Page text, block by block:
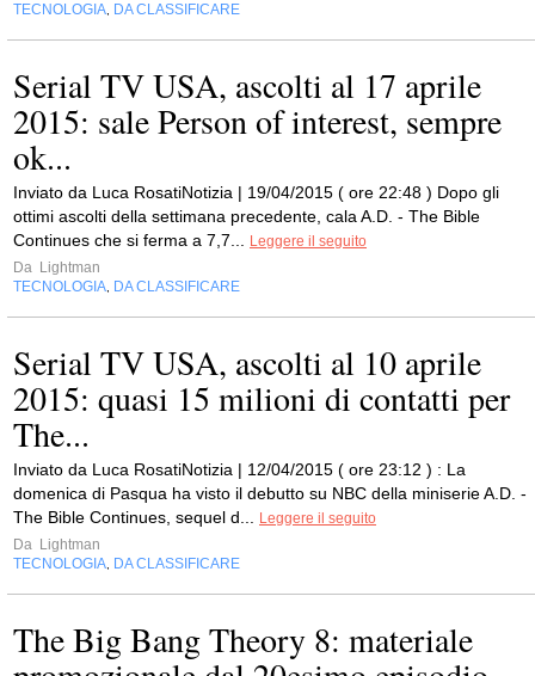
TECNOLOGIA DA CLASSIFICARE
Serial TV USA, ascolti al 17 aprile
2015: sale Person of interest, sempre
ok...
Inviato da Luca RosatiNotizia | 19/04/2015 ( ore 22:48 ) Dopo gli
ottimi ascolti della settimana precedente, cala A.D. - The Bible
Continues che si ferma a 7,7...
Leggere il seguito
Da Lightman
TECNOLOGIA DA CLASSIFICARE
Serial TV USA, ascolti al 10 aprile
2015: quasi 15 milioni di contatti per
The...
Inviato da Luca RosatiNotizia | 12/04/2015 ( ore 23:12 ) : La
domenica di Pasqua ha visto il debutto su NBC della miniserie A.D. -
The Bible Continues, sequel d...
Leggere il seguito
Da Lightman
TECNOLOGIA DA CLASSIFICARE
The Big Bang Theory 8: materiale